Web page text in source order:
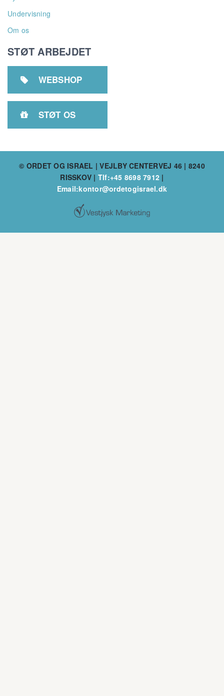
Undervisning
Om os
STØT ARBEJDET
 WEBSHOP
 STØT OS
© ORDET OG ISRAEL | VEJLBY CENTERVEJ 46 | 8240
RISSKOV | Tlf:+45 8698 7912 |
Email:kontor@ordetogisrael.dk